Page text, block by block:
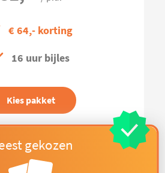
€ 64,- korting
16 uur bijles
Kies pakket